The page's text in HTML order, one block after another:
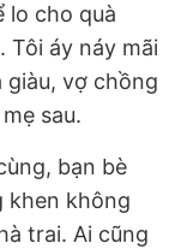
lo cho quà
Tôi áy náy mãi
giàu, vợ chồng
sau.
bạn bè
khen không
trai. Ai cũng